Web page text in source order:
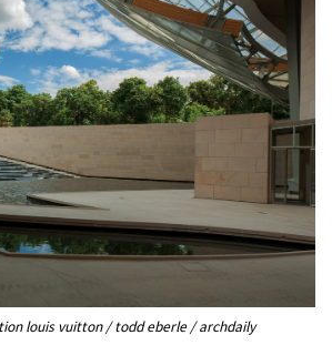
louis vuitton / todd eberle / archdaily